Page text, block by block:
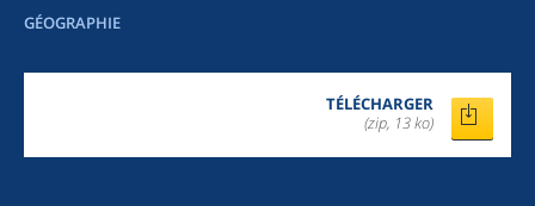
GÉOGRAPHIE
TÉLÉCHARGER
(zip, 13 ko)